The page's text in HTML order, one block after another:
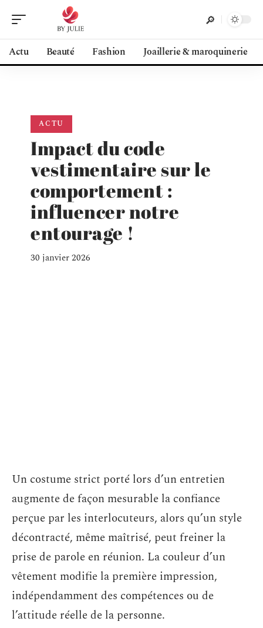
Actu Beauté Fashion Joaillerie & maroquinerie
ACTU
Impact du code
vestimentaire sur le
comportement :
influencer notre
entourage !
30 janvier 2026
Un costume strict porté lors d’un entretien
augmente de façon mesurable la confiance
perçue par les interlocuteurs, alors qu’un style
décontracté, même maîtrisé, peut freiner la
prise de parole en réunion. La couleur d’un
vêtement modifie la première impression,
indépendamment des compétences ou de
l’attitude réelle de la personne.